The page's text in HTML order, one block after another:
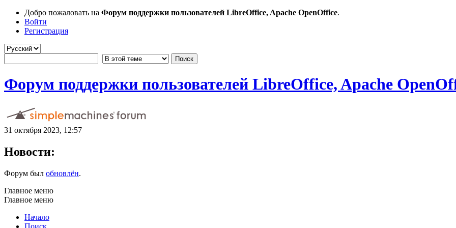
Добро пожаловать на Форум поддержки пользователей LibreOffice, Apache OpenOffice.
Войти
Регистрация
Форум поддержки пользователей LibreOffice, Apache
31 октября 2023, 12:57
Новости:
Форум был обновлён.
Главное меню
Главное меню
Начало
Поиск